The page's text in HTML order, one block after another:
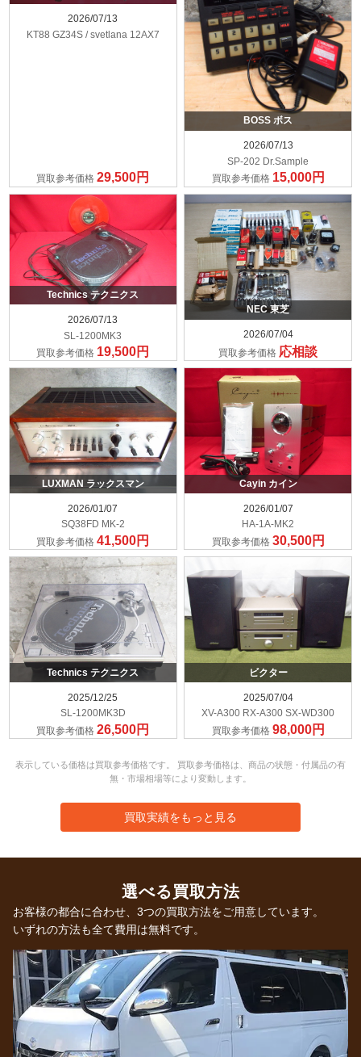
2026/07/13
KT88 GZ34S / svetlana 12AX7
買取参考価格29,500円
BOSS ボス
2026/07/13
SP-202 Dr.Sample
買取参考価格 15,000円
Technics テクニクス
2026/07/13
SL-1200MK3
買取参考価格 19,500円
NEC 東芝
2026/07/04
買取参考価格 応相談
LUXMAN ラックスマン
2026/01/07
SQ38FD MK-2
買取参考価格41,500円
Cayin カイン
2026/01/07
HA-1A-MK2
買取参考価格 30,500円
Technics テクニクス
2025/12/25
SL-1200MK3D
買取参考価格26,500円
ビクター
2025/07/04
XV-A300 RX-A300 SX-WD300
買取参考価格 98,000円
表示している価格は買取参考価格です。 買取参考価格は、商品の状態・付属品の有
無・市場相場等により変動します。
買取実績をもっと見る
選べる買取方法
お客様の都合に合わせ、3つの買取方法をご用意しています。
いずれの方法も全て費用は無料です。